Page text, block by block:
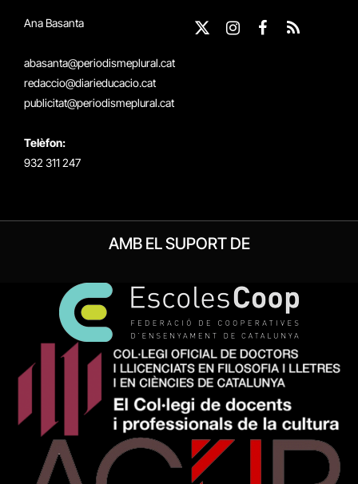
Ana Basanta
abasanta@periodismeplural.cat
redaccio@diarieducacio.cat
publicitat@periodismeplural.cat
Telèfon:
932 311 247
X
InstagramFacebook
RSS
AMB EL SUPORT DE